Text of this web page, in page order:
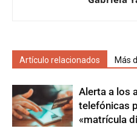
Artículo relacionados Más
Alerta a los
telefónicas
«matrícula